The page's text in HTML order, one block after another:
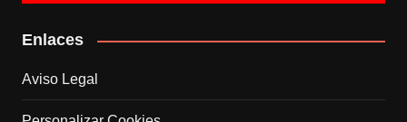
Enlaces
Aviso Legal